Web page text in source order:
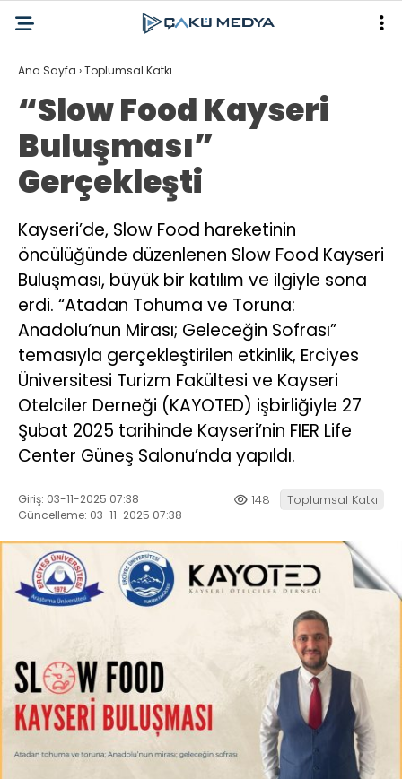
Ana Sayfa ›Toplumsal Katkı
“Slow Food Kayseri
Buluşması”
Gerçekleşti
Kayseri’de, Slow Food hareketinin
öncülüğünde düzenlenen Slow Food Kayseri
Buluşması, büyük bir katılım ve ilgiyle sona
erdi. “Atadan Tohuma ve Toruna:
Anadolu’nun Mirası; Geleceğin Sofrası”
temasıyla gerçekleştirilen etkinlik, Erciyes
Üniversitesi Turizm Fakültesi ve Kayseri
Otelciler Derneği (KAYOTED) işbirliğiyle 27
Şubat 2025 tarihinde Kayseri’nin FIER Life
Center Güneş Salonu’nda yapıldı.
Giriş: 03-11-2025 07:38
Güncelleme: 03-11-2025 07:38
148 Toplumsal Katkı